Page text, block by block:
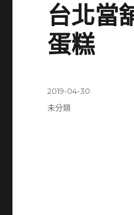
台北當
蛋糕
發
佈
2019-04-30
分
未分類